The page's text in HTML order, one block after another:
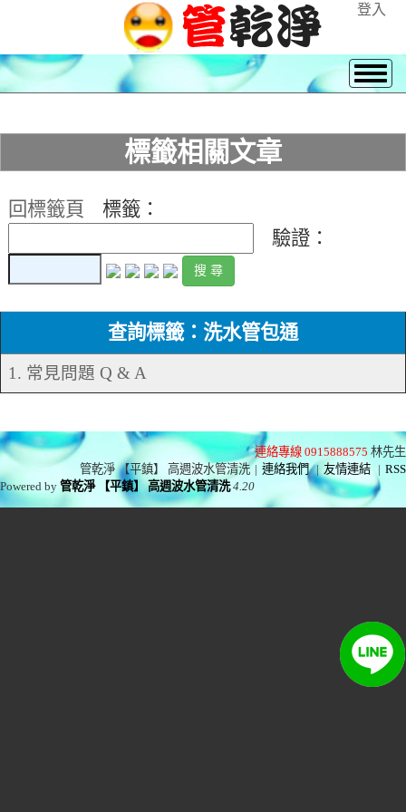
登入
標籤相關文章
回標籤頁
標籤：
驗證：
查詢標籤：洗水管包通
1. 常見問題 Q & A
連絡專線 0915888575 林先生
管乾淨 【平鎮】 高週波水管清洗 | 連絡我們 | 友情連結 | RSS
Powered by管乾淨 【平鎮】 高週波水管清洗 4.20